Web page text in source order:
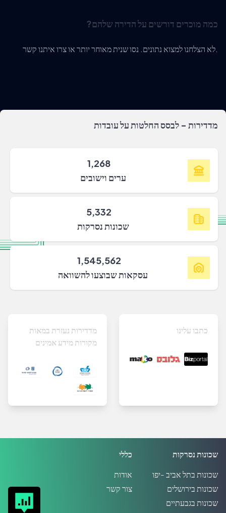
כמה מוכרים דורשים על הדירה שלהם?
לא הצלחנו למצוא נתונים. נסו שנית מאוחר יותר או צרו איתנו קשר.
מדדירות - לבסס החלטות על עובדות
1,268
ערים וישובים
5,332
שכונות נסרקות
1,545,562
עסקאות שבוצעו להשוואה
מדדירות נעזרת במאות
מקורות מידע אמינים
כתבו עלינו
כללי
אודות
צור קשר
שכונות נסרקות
שכונות בתל אביב -יפו
שכונות בירושלים
שכונות בגבעתיים